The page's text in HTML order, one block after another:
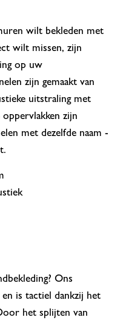
wilt bekleden met
wilt missen, zijn
op uw
zijn gemaakt van
uitstraling met
zijn
met dezelfde naam -
Ons
is tactiel dankzij het
het splijten van